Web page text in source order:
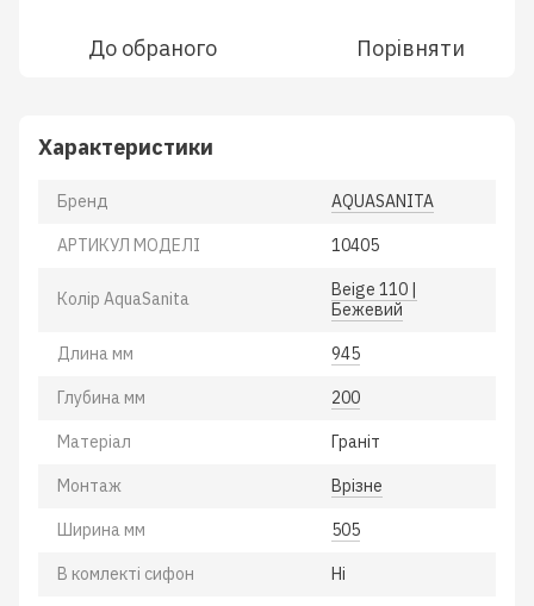
До обраного Порівняти
Характеристики
Бренд AQUASANITA
АРТИКУЛ МОДЕЛІ 10405
Колiр AquaSanita
Beige 110 |
Бежевий
Длина мм 945
Глубина мм 200
Матеріал Гранiт
Монтаж Врiзне
Ширина мм 505
В комлектi сифон Нi